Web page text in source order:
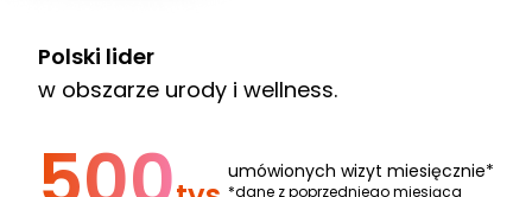
Polski lider
w obszarze urody i wellness.
umówionych wizyt miesięcznie*
*dane z poprzedniego miesiąca